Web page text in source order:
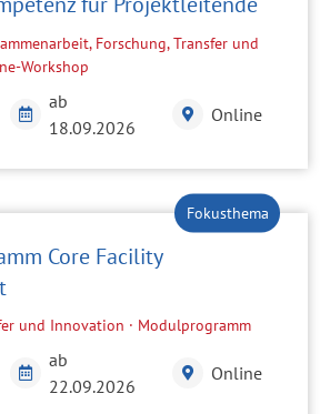
Forschung, Transfer und
Workshop
ab
18.09.2026
Online
Core Facility
und Innovation · Modulprogramm
ab
22.09.2026
Online